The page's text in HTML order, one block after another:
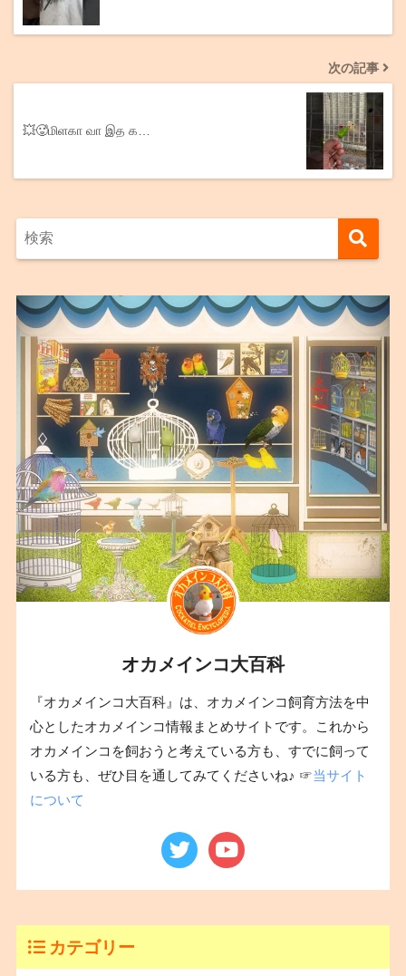
次の記事
💥🥵மிளகா வா இத க…
オカメインコ大百科
『オカメインコ大百科』は、オカメインコ飼育方法を中
心としたオカメインコ情報まとめサイトです。これから
オカメインコを飼おうと考えている方も、すでに飼って
いる方も、ぜひ目を通してみてくださいね♪ ☞当サイト
について
カテゴリー